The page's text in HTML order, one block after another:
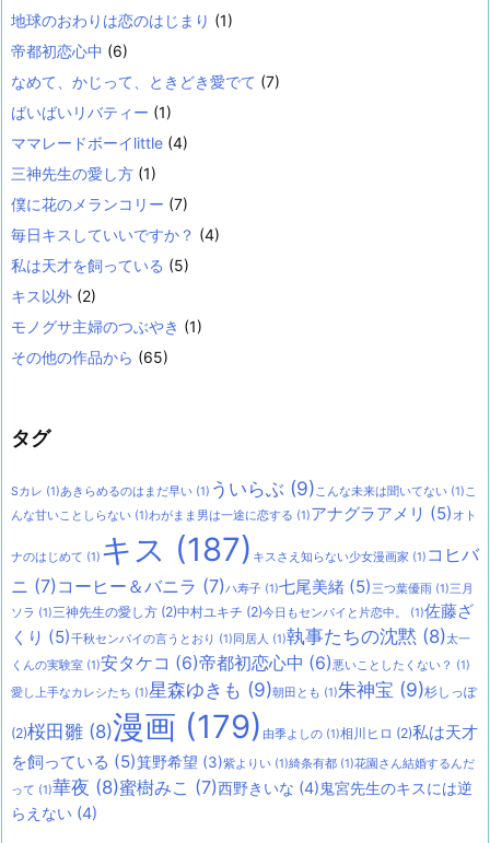
地球のおわりは恋のはじまり (1)
帝都初恋心中 (6)
なめて、かじって、ときどき愛でて (7)
ばいばいリバティー (1)
ママレードボーイlittle (4)
三神先生の愛し方 (1)
僕に花のメランコリー (7)
毎日キスしていいですか？ (4)
私は天才を飼っている (5)
キス以外 (2)
モノグサ主婦のつぶやき (1)
その他の作品から (65)
タグ
Sカレ (1)あきらめるのはまだ早い (1) ういらぶ (9)こんな未来は聞いてない (1)こ
んな甘いことしらない (1)わがまま男は一途に恋する (1)アナグラアメリ (5) オト
ナのはじめて (1) キス (187) キスさえ知らない少女漫画家 (1) コヒバ
ニ (7)コーヒー＆バニラ (7)ハ寿子 (1)七尾美緒 (5)三つ葉優雨 (1)三月
ソラ (1)三神先生の愛し方 (2)中村ユキチ (2)今日もセンパイと片恋中。 (1)佐藤ざ
くり (5)千秋センパイの言うとおり (1)同居人 (1)執事たちの沈黙 (8)太一
くんの実験室 (1)安タケコ (6)帝都初恋心中 (6)悪いことしたくない？ (1)
愛し上手なカレシたち (1)星森ゆきも (9)朝田とも (1)朱神宝 (9)杉しっぽ
(2)桜田雛 (8)漫画 (179) 由季よしの (1)相川ヒロ (2)私は天才
を飼っている (5)箕野希望 (3)紫よりい (1)綺条有都 (1)花園さん結婚するんだ
って (1)華夜 (8)蜜樹みこ (7)西野きいな (4)鬼宮先生のキスには逆
らえない (4)